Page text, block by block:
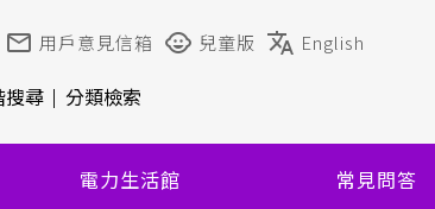
用戶意見信箱 兒童版 English
搜尋 分類檢索
電力生活館 常見問答